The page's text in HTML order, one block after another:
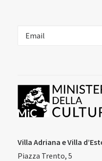
Villa Adriana e Villa
Piazza Trento, 5